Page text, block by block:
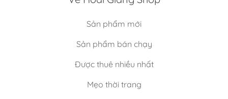
Sản phẩm mới
Sản phẩm bán chạy
Được thuê nhiều nhất
Mẹo thời trang